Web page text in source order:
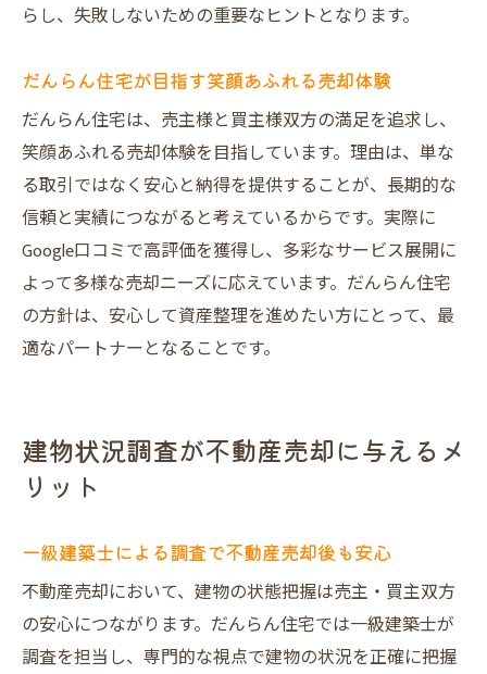
らし、失敗しないための重要なヒントとなります。
だんらん住宅が目指す笑顔あふれる売却体験
だんらん住宅は、売主様と買主様双方の満足を追求し、
笑顔あふれる売却体験を目指しています。理由は、単な
る取引ではなく安心と納得を提供することが、長期的な
信頼と実績につながると考えているからです。実際に
Google口コミで高評価を獲得し、多彩なサービス展開に
よって多様な売却ニーズに応えています。だんらん住宅
の方針は、安心して資産整理を進めたい方にとって、最
適なパートナーとなることです。
建物状況調査が不動産売却に与えるメ
リット
一級建築士による調査で不動産売却後も安心
不動産売却において、建物の状態把握は売主・買主双方
の安心につながります。だんらん住宅では一級建築士が
調査を担当し、専門的な視点で建物の状況を正確に把握